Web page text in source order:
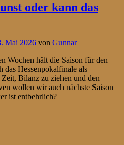
oder kann das
Mai 2026 von Gunnar
Wochen hält die Saison für den
das Hessenpokalfinale als
Bilanz zu ziehen und den
wollen wir auch nächste Saison
ist entbehrlich?